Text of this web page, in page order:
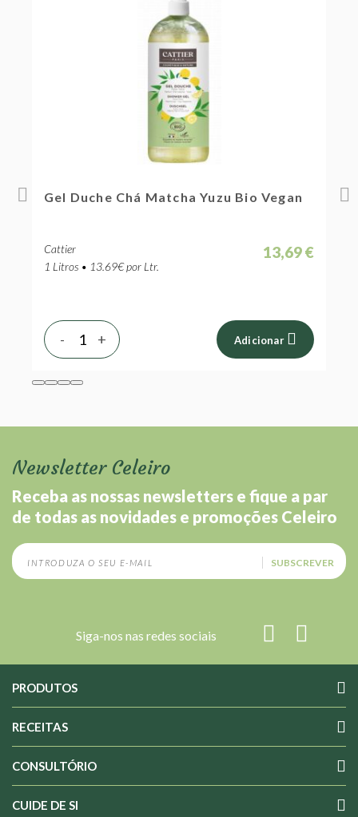
Gel Duche Chá Matcha Yuzu Bio Vegan
Cattier
1 Litros • 13.69€ por Ltr.
13,69 €
+
- Adicionar
Newsletter Celeiro
Receba as nossas newsletters e fique a par
de todas as novidades e promoções Celeiro
SUBSCREVER
Siga-nos nas redes sociais
PRODUTOS
RECEITAS
CONSULTÓRIO
CUIDE DE SI